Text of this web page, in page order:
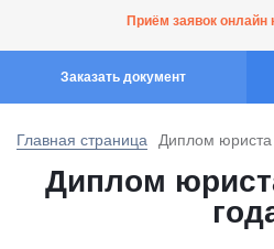
Приём заявок онлайн
Заказать документ
Главная страница Диплом юриста
Диплом